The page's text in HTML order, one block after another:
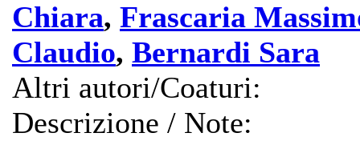
Chiara, Frascaria
Claudio, Bernardi Sara
Altri autori/Coaturi:
Descrizione / Note: